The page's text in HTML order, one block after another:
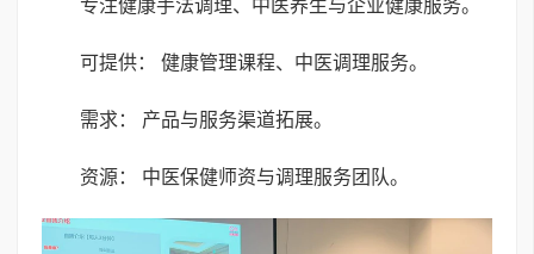
专注健康手法调理、中医养生与企业健康服务。
可提供： 健康管理课程、中医调理服务。
需求： 产品与服务渠道拓展。
资源： 中医保健师资与调理服务团队。